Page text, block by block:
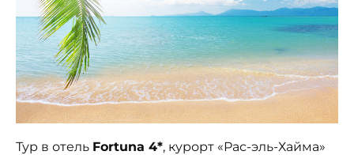
Тур в отель Fortuna 4*, курорт «Рас-эль-Хайма»